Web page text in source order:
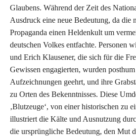
Glaubens. Während der Zeit des
Ausdruck eine neue Bedeutung, da die
Propaganda einen Heldenkult um
deutschen Volkes entfachte. Personen
und Erich Klausener, die sich für die
Gewissen engagierten, wurden
Aufzeichnungen geehrt, und ihre
zu Orten des Bekenntnisses. Diese
‚Blutzeuge‘, von einer historischen zu
illustriert die Kälte und Ausnutzung
die ursprüngliche Bedeutung, den Mut